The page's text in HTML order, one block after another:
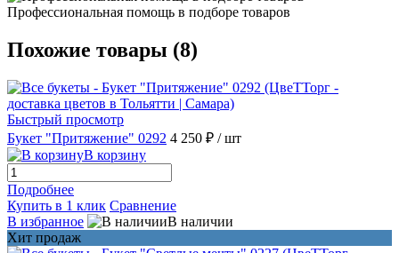
Профессиональная помощь в подборе товаров
Похожие товары (8)
Быстрый просмотр
Букет "Притяжение" 0292 4 250 ₽ / шт
В корзину
Подробнее
Купить в 1 клик Сравнение
В избранное
В наличии
Хит продаж